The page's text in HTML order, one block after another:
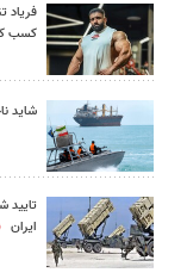
فریاد
کسب
شاید
تایید
ایران